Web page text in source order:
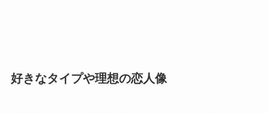
好きなタイプや理想の恋人像